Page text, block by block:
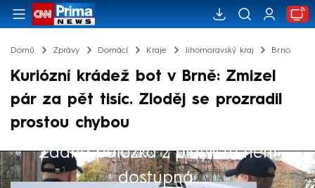
Domů Zprávy Domácí Kraje Jihomoravský kraj Brno
Kuriózní krádež bot v Brně: Zmizel
pár za pět tisíc. Zloděj se prozradil
prostou chybou
Žádná položka z playlistu není
dostupná.
Výběr redakce